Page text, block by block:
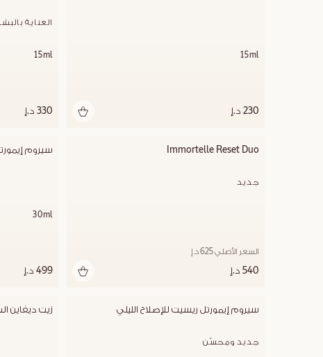
15ml
230 د.إ
العناية
15ml
330 د.إ
Immortelle Reset Duo
جديد
540 د.إ
السعر الأصلي 625 د.إ
سيروم
30ml
499 د.إ
سيروم إيمورتل ريسيت للإصلاح الليلي
جديد ومحسّن
زيت ديفاين